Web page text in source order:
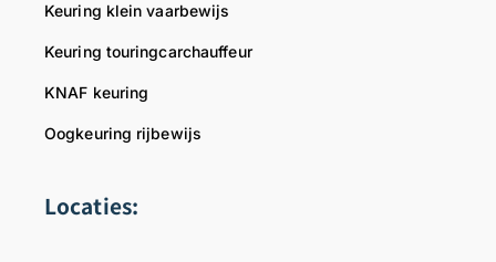
Keuring klein vaarbewijs
Keuring touringcarchauffeur
KNAF keuring
Oogkeuring rijbewijs
Locaties: